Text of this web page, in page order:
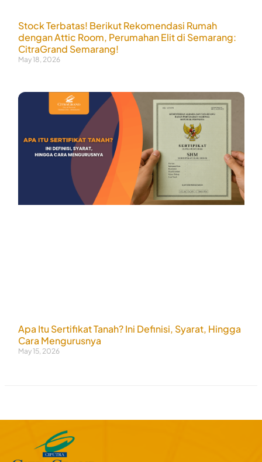
Stock Terbatas! Berikut Rekomendasi Rumah
dengan Attic Room, Perumahan Elit di Semarang:
CitraGrand Semarang!
May 18, 2026
Apa Itu Sertifikat Tanah? Ini Definisi, Syarat, Hingga
Cara Mengurusnya
May 15, 2026